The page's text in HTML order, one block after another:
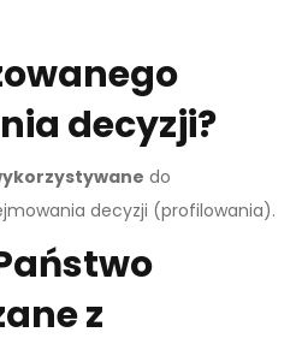
decyzji?
do
decyzji (profilowania).
z